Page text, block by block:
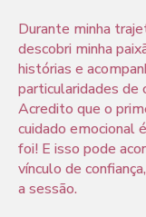
Durante minha
descobri minha
histórias e
particularidades de
Acredito que o
cuidado emocional
foi! E isso pode
vínculo de
a sessão.